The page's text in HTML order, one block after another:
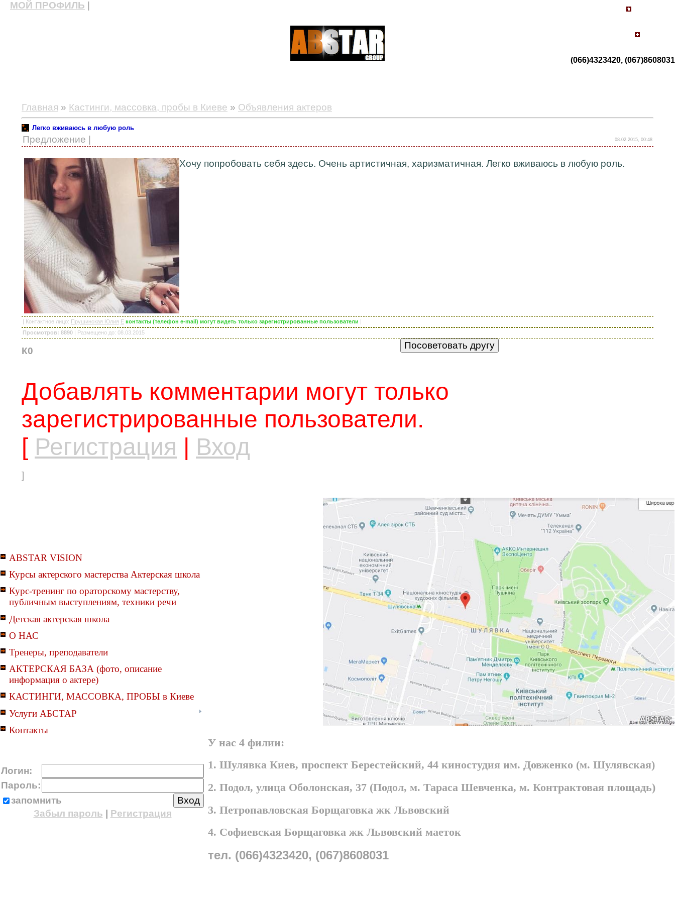
МОЙ ПРОФИЛЬ
(066)4323420, (067)8608031
Главная » Кастинги, массовка, пробы в Киеве » Объявления актеров
Легко вживаюсь в любую роль
Предложение | 08.02.2015, 00:48
Хочу попробовать себя здесь. Очень артистичная, харизматичная. Легко вживаюсь в любую роль.
| Контактное лицо: Прушинская Юлия E контакты (телефон e-mail) могут видеть только зарегистрированные пользователи |
Просмотров: 8890 | Размещено до: 08.03.2015
К0
Добавлять комментарии могут только
зарегистрированные пользователи.
[ Регистрация Вход
]
ABSTAR VISION
Курсы актерского мастерства Актерская школа
Курс-тренинг по ораторскому мастерству,
публичным выступлениям, техники речи
Детская актерская школа
О НАС
Тренеры, преподаватели
АКТЕРСКАЯ БАЗА (фото, описание
информация о актере)
КАСТИНГИ, МАССОВКА, ПРОБЫ в Киеве
Услуги АБСТАР
Контакты
Логин:
Пароль:
запомнить
Забыл пароль
Регистрация
У нас 4 филии:
1. Шулявка Киев, проспект Берестейский, 44 киностудия им. Довженко (м. Шулявская)
2. Подол, улица Оболонская, 37 (Подол, м. Тараса Шевченка, м. Контрактовая площадь)
3. Петропавловская Борщаговка жк Львовский
4. Софиевская Борщаговка жк Львовский маеток
тел. (066)4323420, (067)8608031